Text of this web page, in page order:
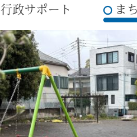
行政サポート ま